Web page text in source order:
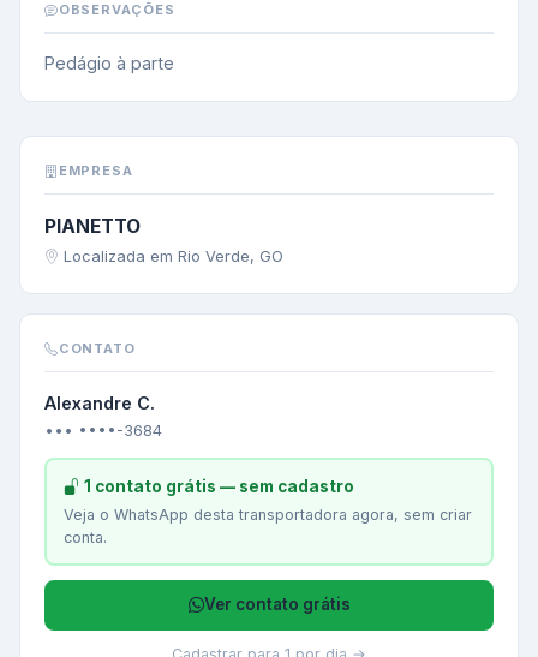
OBSERVAÇÕES
Pedágio à parte
EMPRESA
PIANETTO
Localizada em Rio Verde, GO
CONTATO
Alexandre C.
••• ••••-3684
1 contato grátis — sem cadastro
Veja o WhatsApp desta transportadora agora, sem criar
conta.
Ver contato grátis